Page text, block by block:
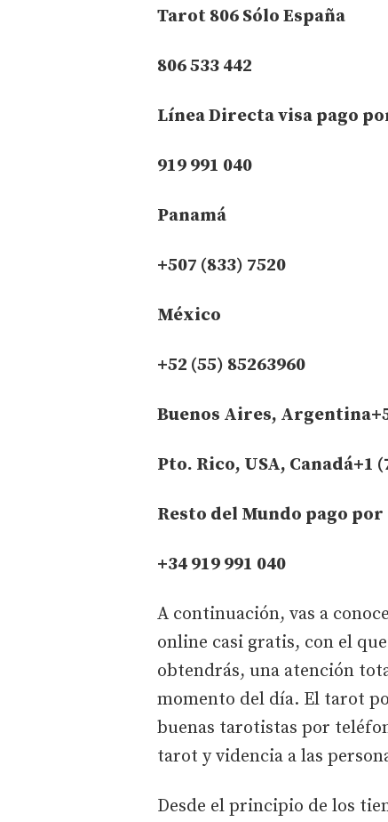
Tarot 806 Sólo España
806 533 442
Línea Directa visa pago
919 991 040
Panamá
+507 (833) 7520
México
+52 (55) 85263960
Buenos Aires,
Pto. Rico, USA, Canadá+1
Resto del Mundo pago
+34 919 991 040
A continuación, vas a
online casi gratis, con el
obtendrás, una atención
momento del día. El tarot
buenas tarotistas por
tarot y videncia a las
Desde el principio de los